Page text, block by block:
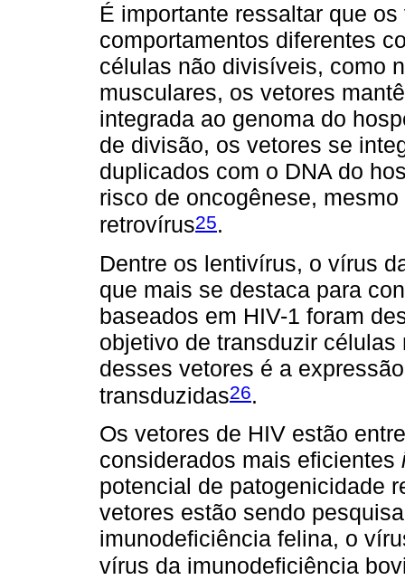
É importante ressaltar que
comportamentos diferentes
células não divisíveis, como
musculares, os vetores
integrada ao genoma do
de divisão, os vetores se
duplicados com o DNA do
risco de oncogênese,
retrovírus25.
Dentre os lentivírus, o vírus
que mais se destaca para
baseados em HIV-1 foram
objetivo de transduzir
desses vetores é a
transduzidas26.
Os vetores de HIV estão
considerados mais eficientes
potencial de patogenicidade
vetores estão sendo
imunodeficiência felina, o
vírus da imunodeficiência